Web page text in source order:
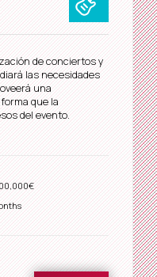
de conciertos y
las necesidades
una
que la
del evento.